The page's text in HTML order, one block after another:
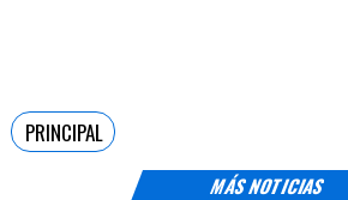
MÁS NOTICIAS
PRINCIPAL